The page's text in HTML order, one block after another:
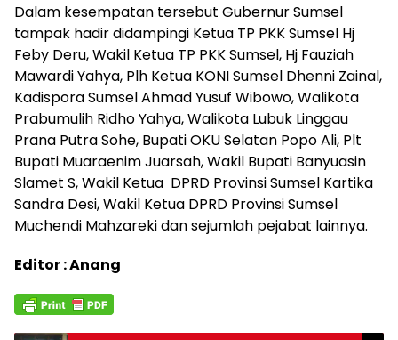
Dalam kesempatan tersebut Gubernur Sumsel
tampak hadir didampingi Ketua TP PKK Sumsel Hj
Feby Deru, Wakil Ketua TP PKK Sumsel, Hj Fauziah
Mawardi Yahya, Plh Ketua KONI Sumsel Dhenni Zainal,
Kadispora Sumsel Ahmad Yusuf Wibowo, Walikota
Prabumulih Ridho Yahya, Walikota Lubuk Linggau
Prana Putra Sohe, Bupati OKU Selatan Popo Ali, Plt
Bupati Muaraenim Juarsah, Wakil Bupati Banyuasin
Slamet S, Wakil Ketua DPRD Provinsi Sumsel Kartika
Sandra Desi, Wakil Ketua DPRD Provinsi Sumsel
Muchendi Mahzareki dan sejumlah pejabat lainnya.
Editor : Anang